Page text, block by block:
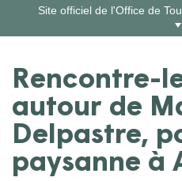
contenu
Site officiel de l'Office de
Rencontre-
autour de
Delpastre,
paysanne à